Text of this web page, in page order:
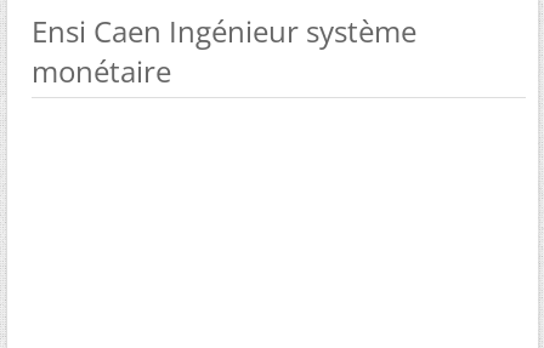
Ensi Caen Ingénieur système
monétaire